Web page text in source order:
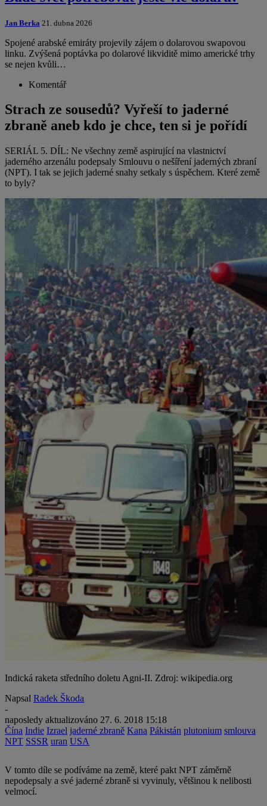
Jan Berka 21. dubna 2026
Spojené arabské emiráty projevily zájem o dolarovou swapovou
linku. Zvýšená poptávka po dolarové likviditě mimo americké trhy
se nejen kvůli…
Komentář
Strach ze sousedů? Vyřeší to jaderné
zbraně aneb kdo je chce, ten si je pořídí
SERIÁL 5. DÍL: Ne všechny země aspirující na vlastnictví
jaderného arzenálu podepsaly Smlouvu o nešíření jaderných zbraní
(NPT). I tak se jejich jaderné snahy setkaly s úspěchem. Které země
to byly?
Indická raketa středního doletu Agni-II. Zdroj: wikipedia.org
Napsal Radek Škoda
-
naposledy aktualizováno 27. 6. 2018 15:18
Čína Indie Izrael jaderné zbraně Kana Pákistán plutonium smlouva
NPT SSSR uran USA
V tomto díle se podíváme na země, které pakt NPT záměrně
nepodepsaly a své jaderné zbraně si vyvinuly, většinou k nelibosti
velmocí.